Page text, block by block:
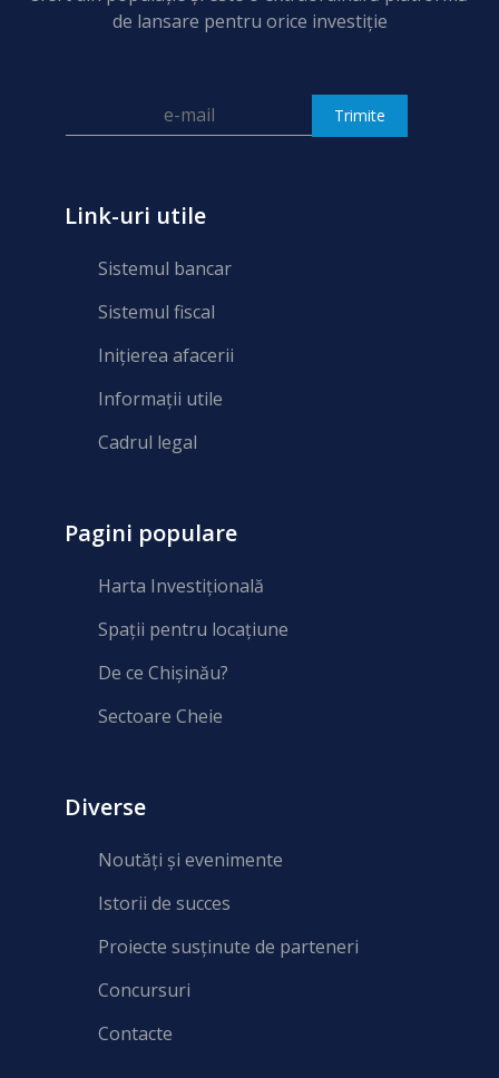
de lansare pentru orice investiție
Link-uri utile
Sistemul bancar
Sistemul fiscal
Inițierea afacerii
Informații utile
Cadrul legal
Pagini populare
Harta Investițională
Spații pentru locațiune
De ce Chișinău?
Sectoare Cheie
Diverse
Noutăți și evenimente
Istorii de succes
Proiecte susținute de parteneri
Concursuri
Contacte